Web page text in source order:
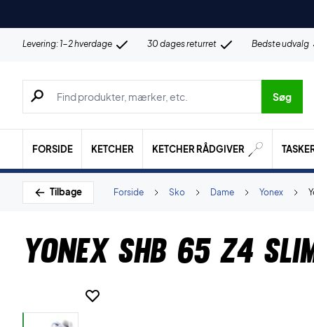
Levering: 1-2 hverdage 30 dages returret Bedste udvalg
Søg efter produkter, mærker etc.
Søg
FORSIDE KETCHER KETCHER RÅDGIVER
Tilbage Yonex
Dame
Sko
Forside
Yonex SHB 65 Z4